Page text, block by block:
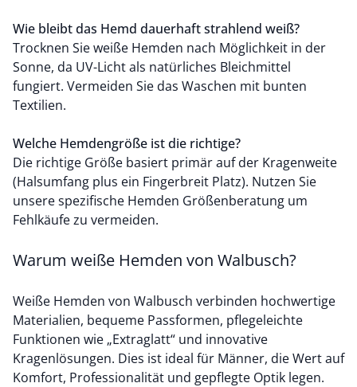
Wie bleibt das Hemd dauerhaft strahlend weiß?
Trocknen Sie weiße Hemden nach Möglichkeit in der
Sonne, da UV-Licht als natürliches Bleichmittel
fungiert. Vermeiden Sie das Waschen mit bunten
Textilien.
Welche Hemdengröße ist die richtige?
Die richtige Größe basiert primär auf der Kragenweite
(Halsumfang plus ein Fingerbreit Platz). Nutzen Sie
unsere spezifische Hemden Größenberatung um
Fehlkäufe zu vermeiden.
Warum weiße Hemden von Walbusch?
Weiße Hemden von Walbusch verbinden hochwertige
Materialien, bequeme Passformen, pflegeleichte
Funktionen wie „Extraglatt“ und innovative
Kragenlösungen. Dies ist ideal für Männer, die Wert auf
Komfort, Professionalität und gepflegte Optik legen.